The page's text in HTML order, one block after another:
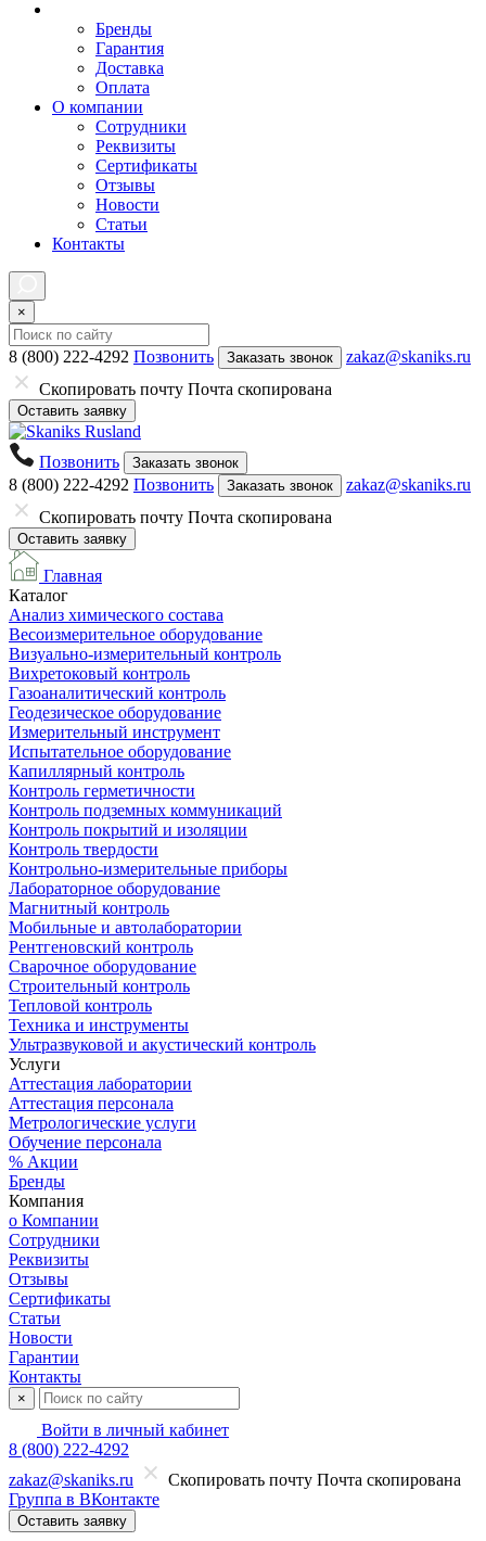
Бренды
Гарантия
Доставка
Оплата
О компании
Сотрудники
Реквизиты
Сертификаты
Отзывы
Новости
Статьи
Контакты
×
8 (800) 222-4292 Позвонить Заказать звонок
zakaz@skaniks.ru
Скопировать почту Почта скопирована
Оставить заявку
Позвонить Заказать звонок
8 (800) 222-4292 Позвонить Заказать звонок
zakaz@skaniks.ru
Скопировать почту Почта скопирована
Оставить заявку
Главная
Каталог
Анализ химического состава
Весоизмерительное оборудование
Визуально-измерительный контроль
Вихретоковый контроль
Газоаналитический контроль
Геодезическое оборудование
Измерительный инструмент
Испытательное оборудование
Капиллярный контроль
Контроль герметичности
Контроль подземных коммуникаций
Контроль покрытий и изоляции
Контроль твердости
Контрольно-измерительные приборы
Лабораторное оборудование
Магнитный контроль
Мобильные и автолаборатории
Рентгеновский контроль
Сварочное оборудование
Строительный контроль
Тепловой контроль
Техника и инструменты
Ультразвуковой и акустический контроль
Услуги
Аттестация лаборатории
Аттестация персонала
Метрологические услуги
Обучение персонала
% Акции
Бренды
Компания
о Компании
Сотрудники
Реквизиты
Отзывы
Сертификаты
Статьи
Новости
Гарантии
Контакты
×
Войти в личный кабинет
8 (800) 222-4292
zakaz@skaniks.ru
Скопировать почту Почта скопирована
Группа в ВКонтакте
Оставить заявку